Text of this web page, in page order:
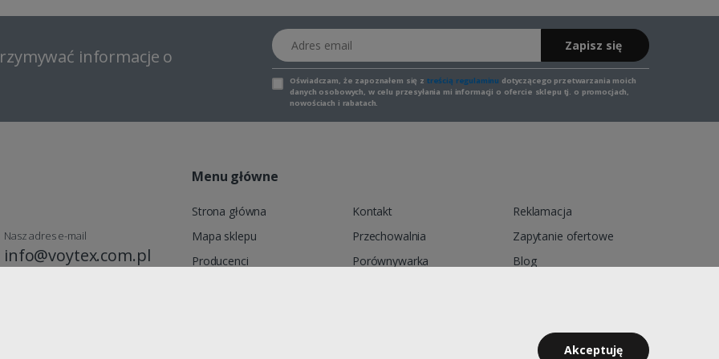
Akceptuję
informacje o
Adres email
Zapisz się
Oświadczam, że zapoznałem się z treścią regulaminu dotyczącego przetwarzania moich
danych osobowych, w celu przesyłania mi informacji o ofercie sklepu tj. o promocjach,
nowościach i rabatach.
Nasz adres e-mail
info@voytex.com.pl
Menu główne
Strona główna
Mapa sklepu
Producenci
Kontakt
Przechowalnia
Porównywarka
Reklamacja
Zapytanie ofertowe
Blog